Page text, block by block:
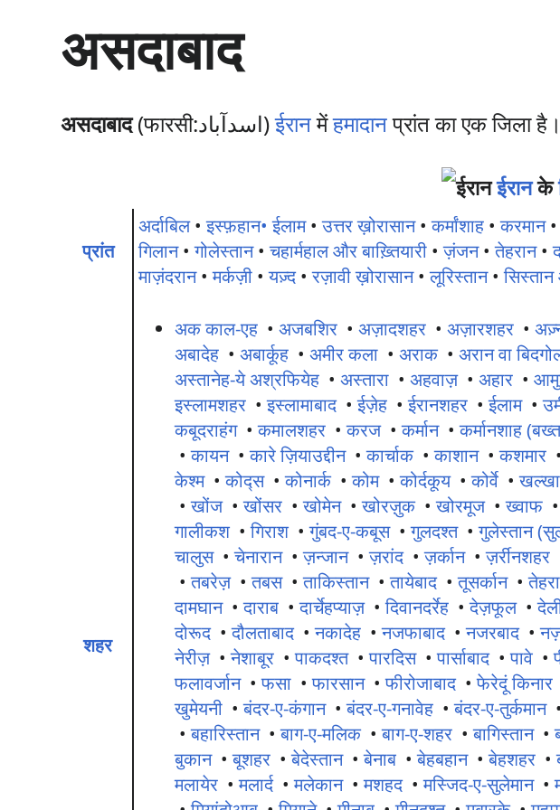
ग्री
एँ
असदाबाद
असदाबाद (फारसी:اسدآباد)ईरानमेंहमादानप्रांत का एक जिला
ईरानके
प्रांत
अर्दाबिल•इस्फ़हान• ईलाम•उत्तर ख़ोरासान•कर्मांशाह •करमान
गिलान•गोलेस्तान•चहार्महाल और बाख़्तियारी •ज़ंजन•तेहरान•
माज़ंदरान•मर्कज़ी •यज़्द•रज़ावी ख़ोरासान•लूरिस्तान•
शहर
अक काल-एह •अजबशिर •अज़ादशहर •अज़ारशहर •
अबादेह •अबार्कूह •अमीर कला •अराक•अरान वा
अस्तानेह-ये अश्रफियेह •अस्तारा •अहवाज़•अहार •
इस्लामशहर •इस्लामाबाद•ईज़ेह •ईरानशहर •ईलाम•
कबूदराहंग•कमालशहर •करज•कर्मान•कर्मानशाह
•कायन•कारे ज़ियाउद्दीन•कार्चाक•काशान•कशमार
केश्म•कोद्स•कोनार्क•कोम•कोर्दकूय•कोर्वे •
•खोंज•खोंसर •खोमेन•खोरज़ुक•खोरमूज•ख्वाफ
गालीकश•गिराश•गुंबद-ए-कबूस•गुलदश्त•गुलेस्तान
चालुस•चेनारान•ज़न्जान•ज़रांद•ज़र्कान•ज़र्रीनशहर
•तबरेज़•तबस•ताकिस्तान•तायेबाद•तूसर्कान•
दामघान•दाराब •दार्चेहप्याज़•दिवानदर्रेह •देज़फूल•
दोरूद•दौलताबाद•नकादेह •नजफाबाद•नजरबाद•
नेरीज़•नेशाबूर •पाकदश्त•पारदिस•पार्साबाद•पावे •
फलावर्जान•फसा •फारसान•फीरोजाबाद•फेरेदूं किनार
खुमेयनी •बंदर-ए-कंगान•बंदर-ए-गनावेह •बंदर-ए-तुर्कमान
•बहारिस्तान•बाग-ए-मलिक•बाग-ए-शहर •बागिस्तान•
बुकान•बूशहर •बेदेस्तान•बेनाब •बेहबहान•बेहशहर •
मलायेर •मलार्द•मलेकान•मशहद•मस्जिद-ए-सुलेमान•